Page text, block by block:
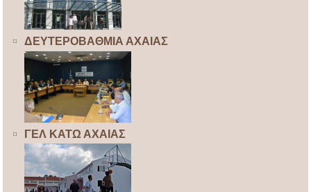
ΔΕΥΤΕΡΟΒΑΘΜΙΑ ΑΧΑΙΑΣ
ΓΕΛ ΚΑΤΩ ΑΧΑΙΑΣ